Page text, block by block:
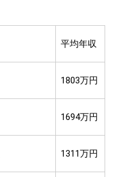
平均年収
1803万円
1694万円
1311万円